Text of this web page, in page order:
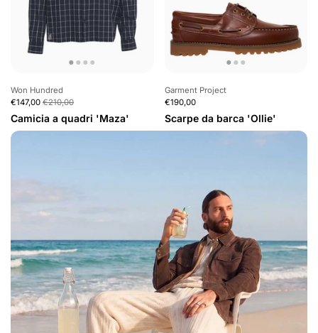
Won Hundred
€147,00 €210,00
Camicia a quadri 'Maza'
Garment Project
€190,00
Scarpe da barca 'Ollie'